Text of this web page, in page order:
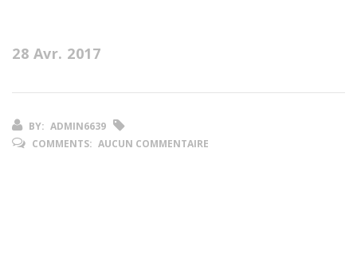
28 Avr. 2017
BY: ADMIN6639
COMMENTS: AUCUN COMMENTAIRE